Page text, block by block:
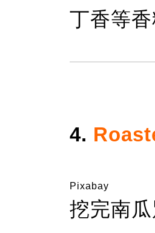
丁香等
4.
Pixabay
挖完南